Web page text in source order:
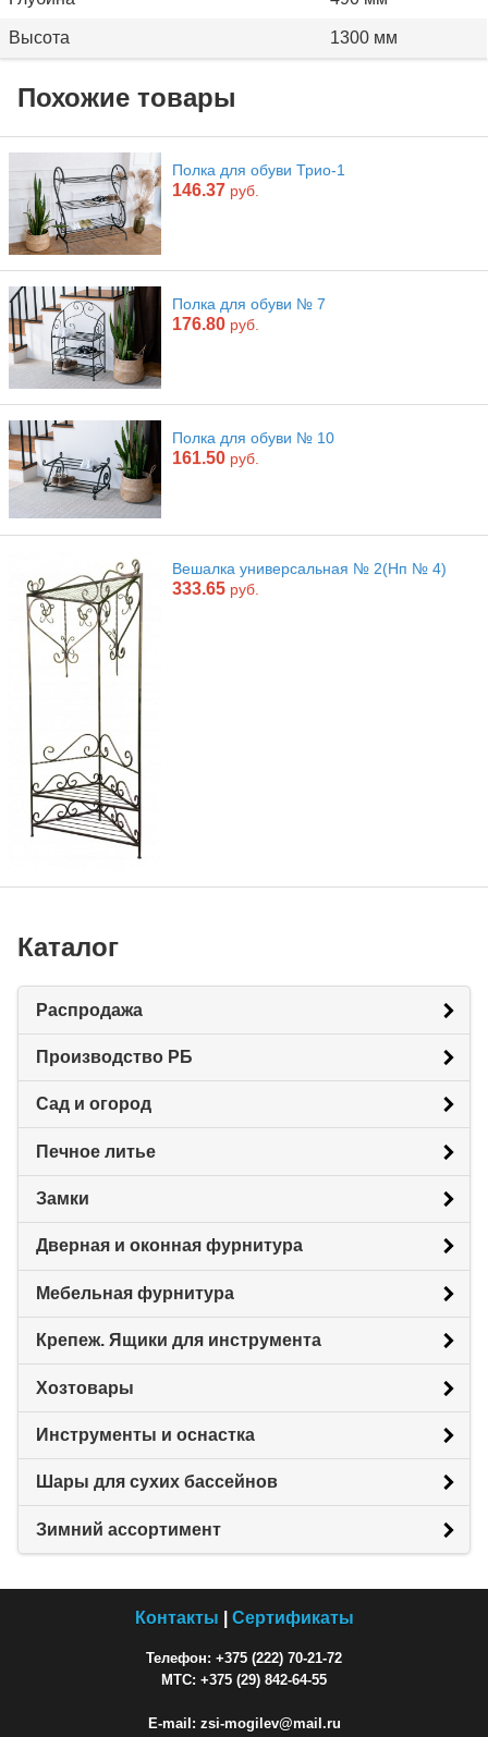
Высота 1300 мм
Похожие товары
Полка для обуви Трио-1
146.37 руб.
Полка для обуви № 7
176.80 руб.
Полка для обуви № 10
161.50 руб.
Вешалка универсальная № 2(Нп № 4)
333.65 руб.
Каталог
Распродажа
Производство РБ
Сад и огород
Печное литье
Замки
Дверная и оконная фурнитура
Мебельная фурнитура
Крепеж. Ящики для инструмента
Хозтовары
Инструменты и оснастка
Шары для сухих бассейнов
Зимний ассортимент
Контакты Сертификаты
Телефон: +375 (222) 70-21-72
МТС: +375 (29) 842-64-55
E-mail: zsi-mogilev@mail.ru